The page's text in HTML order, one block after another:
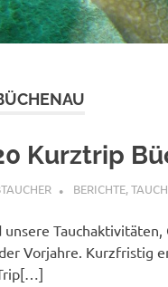
Kurztrip
BERICHTE,
unsere
Vorjahre. Kurzfristig